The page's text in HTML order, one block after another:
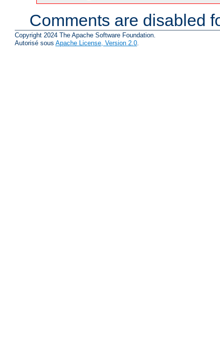
Comments are disabled
Copyright 2024 The Apache Software Foundation.
Autorisé sous Apache License, Version 2.0.